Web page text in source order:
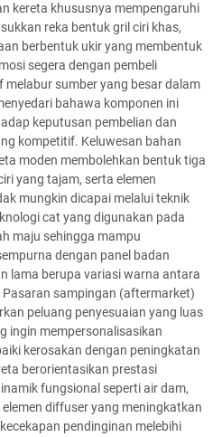
kereta khususnya mempengaruhi
reka bentuk gril ciri khas,
berbentuk ukir yang membentuk
segera dengan pembeli
sumber yang besar dalam
bahawa komponen ini
keputusan pembelian dan
kompetitif. Keluwesan bahan
moden membolehkan bentuk tiga
yang tajam, serta elemen
mungkin dicapai melalui teknik
cat yang digunakan pada
maju sehingga mampu
dengan panel badan
lama berupa variasi warna antara
sampingan (aftermarket)
peluang penyesuaian yang luas
ingin mempersonalisasikan
kerosakan dengan peningkatan
berorientasikan prestasi
fungsional seperti air dam,
diffuser yang meningkatkan
pendinginan melebihi